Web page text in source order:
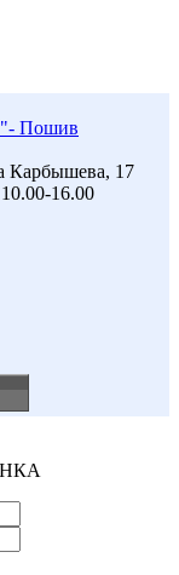
Пошив
Карбышева, 17
16.00